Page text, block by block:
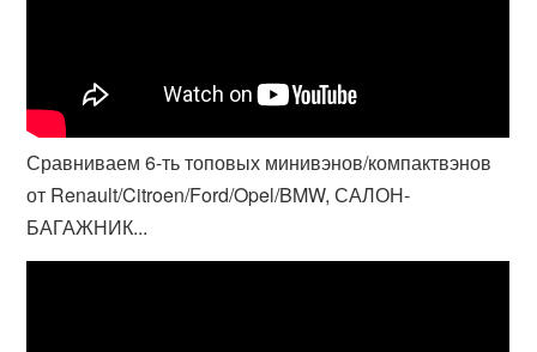
Сравниваем 6-ть топовых минивэнов/компактвэнов
от Renault/Citroen/Ford/Opel/BMW, САЛОН-
БАГАЖНИК...